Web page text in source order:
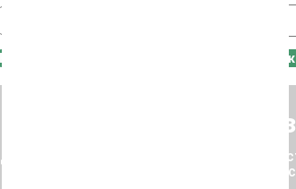
В
Отправить
Для уточнения цены позвоните,
или отправьте заявку, и